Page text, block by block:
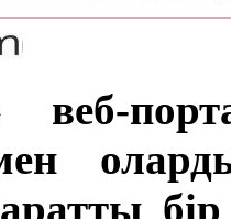
веб-
бір